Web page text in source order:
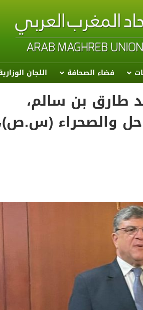
فضاء الصحافة اللجان
طارق بن سالم،
والصحراء